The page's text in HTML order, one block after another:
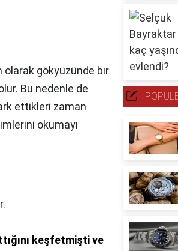
olarak gökyüzünde bir
Bu nedenle de
ettikleri zaman
okumayı
keşfetmişti ve